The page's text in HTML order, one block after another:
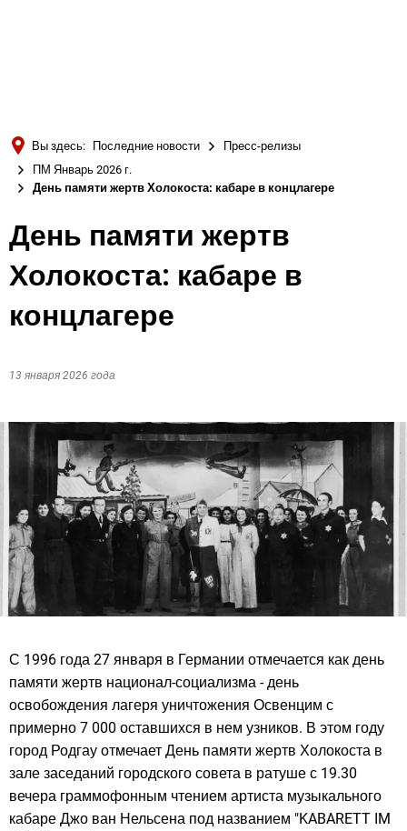
Български
Deutsch
Вы здесь: Последние новости
Пресс-релизы
ПМ Январь 2026 г.
День памяти жертв Холокоста: кабаре в концлагере
День памяти жертв
Холокоста: кабаре в
концлагере
13 января 2026 года
С 1996 года 27 января в Германии отмечается как день
памяти жертв национал-социализма - день
освобождения лагеря уничтожения Освенцим с
примерно 7 000 оставшихся в нем узников. В этом году
город Родгау отмечает День памяти жертв Холокоста в
зале заседаний городского совета в ратуше с 19.30
вечера граммофонным чтением артиста музыкального
кабаре Джо ван Нельсена под названием "KABARETT IM